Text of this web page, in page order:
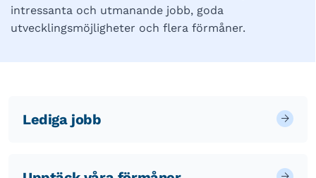
intressanta och utmanande jobb, goda
utvecklingsmöjligheter och flera förmåner.
Lediga jobb